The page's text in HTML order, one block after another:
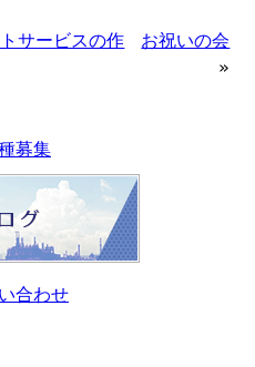
サービスの作
お祝いの会
»